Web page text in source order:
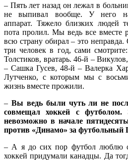
– Пять лет назад он лежал в
не выпивал вообще. У него
аппарат. Тяжело близких людей
пота пролил. Мы ведь все вместе
всю страну обирал – это
три человек в год, сами
Толстиков, вратарь. 46-й –
– Сашка Гусев, 48-й – Валерка
Лутченко, с которым мы с
жизнь вместе прожили.
– Вы ведь были чуть ли не
совмещал хоккей с футболом.
невозможно в начале
против «Динамо» за
– А я до сих пор футбол люблю
хоккей придумали канадцы. Да